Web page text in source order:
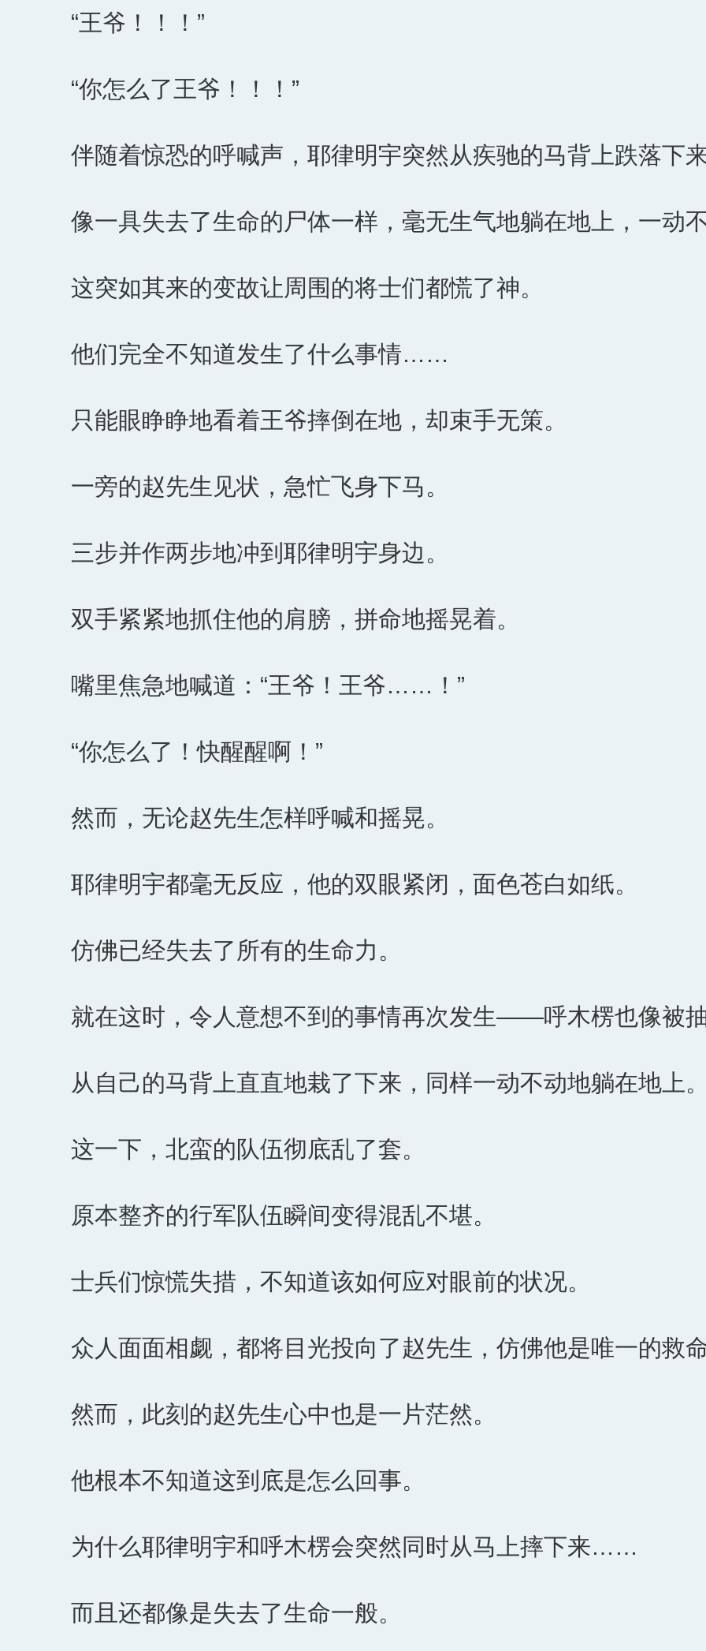
“王爷！！！”
“你怎么了王爷！！！”
伴随着惊恐的呼喊声，耶律明宇突然从疾驰的马背上跌落
像一具失去了生命的尸体一样，毫无生气地躺在地上，一动不
这突如其来的变故让周围的将士们都慌了神。
他们完全不知道发生了什么事情……
只能眼睁睁地看着王爷摔倒在地，却束手无策。
一旁的赵先生见状，急忙飞身下马。
三步并作两步地冲到耶律明宇身边。
双手紧紧地抓住他的肩膀，拼命地摇晃着。
嘴里焦急地喊道：“王爷！王爷……！”
“你怎么了！快醒醒啊！”
然而，无论赵先生怎样呼喊和摇晃。
耶律明宇都毫无反应，他的双眼紧闭，面色苍白如纸。
仿佛已经失去了所有的生命力。
就在这时，令人意想不到的事情再次发生——呼木楞也像被抽
从自己的马背上直直地栽了下来，同样一动不动地躺在地上。
这一下，北蛮的队伍彻底乱了套。
原本整齐的行军队伍瞬间变得混乱不堪。
士兵们惊慌失措，不知道该如何应对眼前的状况。
众人面面相觑，都将目光投向了赵先生，仿佛他是唯一的救命
然而，此刻的赵先生心中也是一片茫然。
他根本不知道这到底是怎么回事。
为什么耶律明宇和呼木楞会突然同时从马上摔下来……
而且还都像是失去了生命一般。